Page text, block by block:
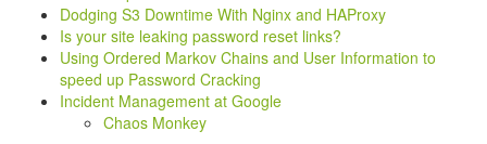
Dodging S3 Downtime With Nginx and HAProxy
Is your site leaking password reset links?
Using Ordered Markov Chains and User Information to
speed up Password Cracking
Incident Management at Google
Chaos Monkey